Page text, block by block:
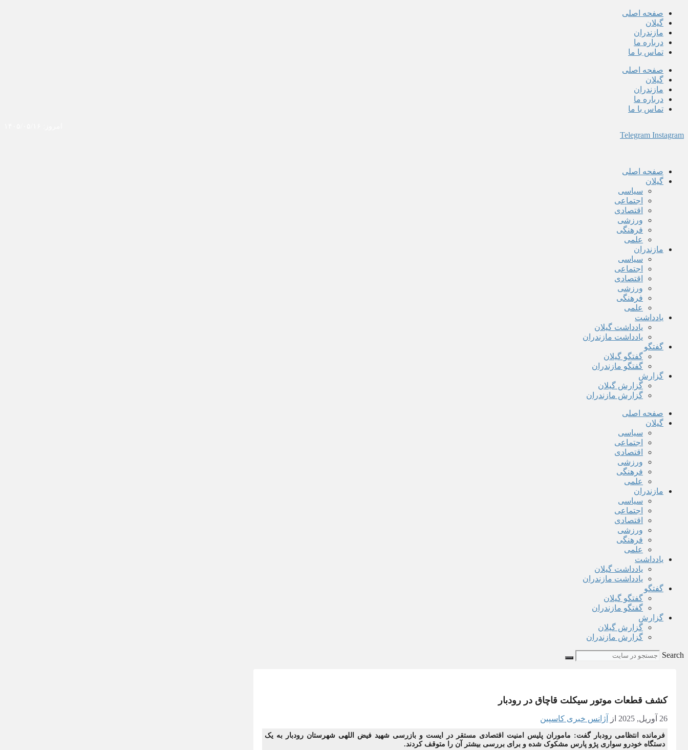
پرش
محتوا
صفحه اصلی
گیلان
مازندران
درباره ما
تماس با ما
صفحه اصلی
گیلان
مازندران
درباره ما
تماس با ما
Telegram Instagram
صفحه اصلی
گیلان
سیاسی
اجتماعی
اقتصادی
ورزشی
فرهنگی
علمی
مازندران
سیاسی
اجتماعی
اقتصادی
ورزشی
فرهنگی
علمی
یادداشت
یادداشت گیلان
یادداشت مازندران
گفتگو
گفتگو گیلان
گفتگو مازندران
گزارش
گزارش گیلان
گزارش مازندران
صفحه اصلی
گیلان
سیاسی
اجتماعی
اقتصادی
ورزشی
فرهنگی
علمی
مازندران
سیاسی
اجتماعی
اقتصادی
ورزشی
فرهنگی
علمی
یادداشت
یادداشت گیلان
یادداشت مازندران
گفتگو
گفتگو گیلان
گفتگو مازندران
گزارش
گزارش گیلان
گزارش مازندران
Search
کشف قطعات موتور سیکلت قاچاق در رودبار
26 آوریل, 2025 از آژانس خبری کاسپین
فرمانده انتظامی رودبار گفت: ماموران پلیس امنیت اقتصادی مستقر در ایست و بازرسی شهید فیض اللهی شهرستان رودبار به یک
دستگاه خودرو سواری پژو پارس مشکوک شده و برای بررسی بیشتر آن را متوقف کردند.